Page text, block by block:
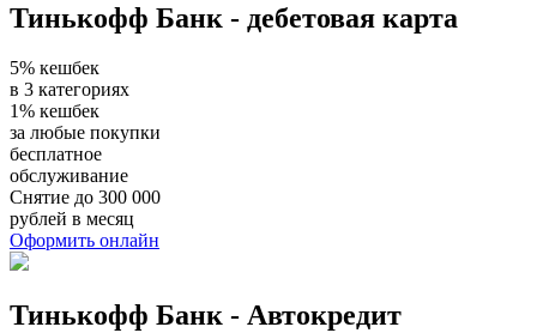
Тинькофф Банк - дебетовая карта
5% кешбек
в 3 категориях
1% кешбек
за любые покупки
бесплатное
обслуживание
Снятие до 300 000
рублей в месяц
Оформить онлайн
Тинькофф Банк - Автокредит